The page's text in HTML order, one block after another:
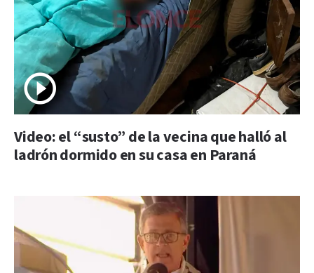
Video: el “susto” de la vecina que halló al
ladrón dormido en su casa en Paraná